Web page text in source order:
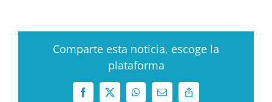
Comparte esta noticia, escoge la
plataforma
Facebook
X WhatsAppCorreoCopy